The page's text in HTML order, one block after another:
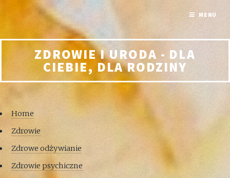
ZDROWIE I URODA - DLA
CIEBIE, DLA RODZINY
Home
Zdrowie
Zdrowe odżywianie
Zdrowie psychiczne
MENU